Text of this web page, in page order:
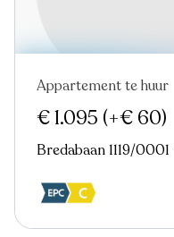
Nieuw
Appartement te huur
€ 1.095 (+€ 60)
Bredabaan 1119/